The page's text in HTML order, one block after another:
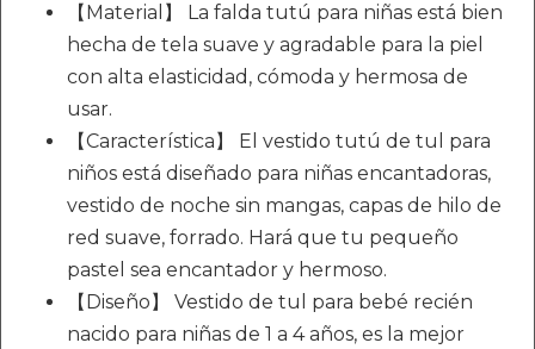
【Material】 La falda tutú para niñas está bien
hecha de tela suave y agradable para la piel
con alta elasticidad, cómoda y hermosa de
usar.
【Característica】 El vestido tutú de tul para
niños está diseñado para niñas encantadoras,
vestido de noche sin mangas, capas de hilo de
red suave, forrado. Hará que tu pequeño
pastel sea encantador y hermoso.
【Diseño】 Vestido de tul para bebé recién
nacido para niñas de 1 a 4 años, es la mejor